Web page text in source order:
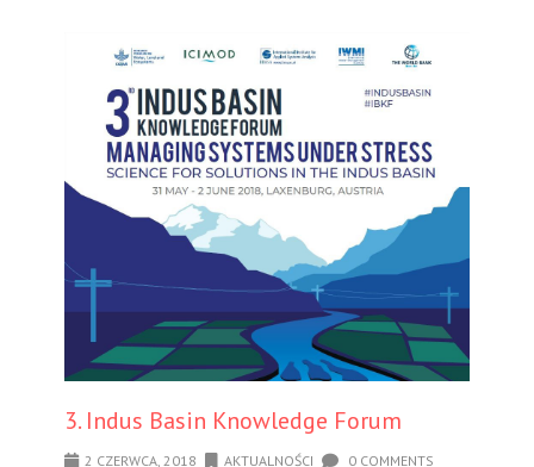
3. Indus Basin Knowledge Forum
2 CZERWCA, 2018 AKTUALNOŚCI 0 COMMENTS